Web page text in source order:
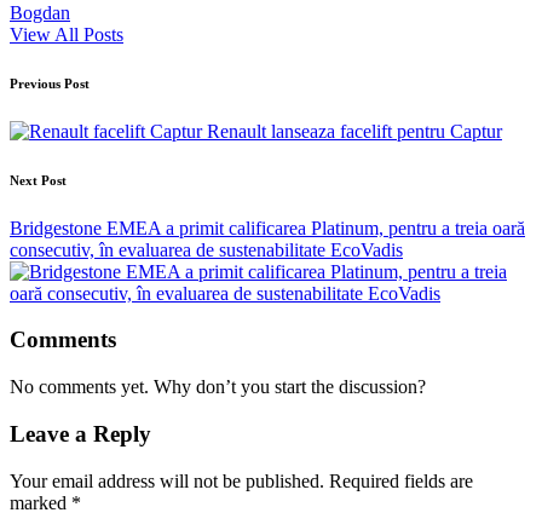
Bogdan
View All Posts
Post
navigation
Previous Post
Renault lanseaza facelift pentru Captur
Next Post
Bridgestone EMEA a primit calificarea Platinum, pentru a treia oară
consecutiv, în evaluarea de sustenabilitate EcoVadis
Comments
No comments yet. Why don’t you start the discussion?
Leave a Reply
Your email address will not be published. Required fields are
marked *